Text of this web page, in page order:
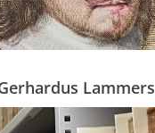
Lammers